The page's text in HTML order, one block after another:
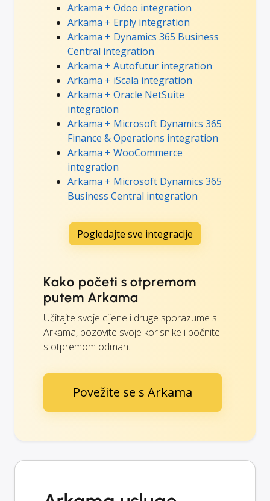
Arkama + Odoo integration
Arkama + Erply integration
Arkama + Dynamics 365 Business
Central integration
Arkama + Autofutur integration
Arkama + iScala integration
Arkama + Oracle NetSuite
integration
Arkama + Microsoft Dynamics 365
Finance & Operations integration
Arkama + WooCommerce
integration
Arkama + Microsoft Dynamics 365
Business Central integration
Pogledajte sve integracije
Kako početi s otpremom
putem Arkama
Učitajte svoje cijene i druge sporazume s
Arkama, pozovite svoje korisnike i počnite
s otpremom odmah.
Povežite se s Arkama